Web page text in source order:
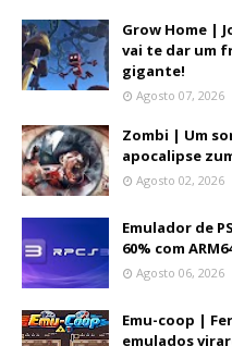
Grow Home |
vai te dar um
gigante!
Agosto 07, 2026
Zombi | Um
apocalipse
Agosto 02, 2026
Emulador de
60% com
Agosto 06, 2026
Emu-coop |
emulados